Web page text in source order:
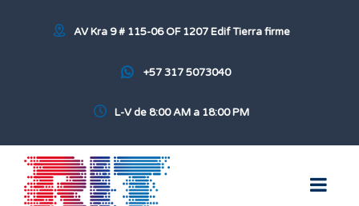
AV Kra 9 # 115-06 OF 1207 Edif Tierra firme
+57 317 5073040
L-V de 8:00 AM a 18:00 PM